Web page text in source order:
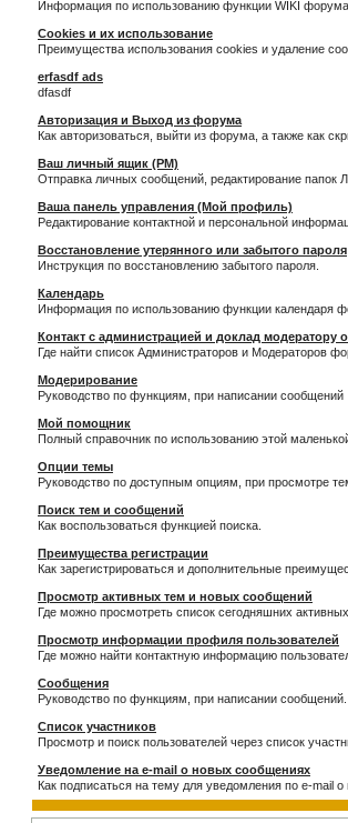
Информация по использованию функции WIKI форума.
Cookies и их использование
Преимущества использования cookies и удаление
erfasdf ads
dfasdf
Авторизация и Выход из форума
Как авторизоваться, выйти из форума, а также как
Ваш личный ящик (PM)
Отправка личных сообщений, редактирование
Ваша панель управления (Мой профиль)
Редактирование контактной и персональной
Восстановление утерянного или забытого пароля
Инструкция по восстановлению забытого пароля.
Календарь
Информация по использованию функции календаря
Контакт с администрацией и доклад модератору
Где найти список Администраторов и Модераторов
Модерирование
Руководство по функциям, при написании сообщений
Мой помощник
Полный справочник по использованию этой
Опции темы
Руководство по доступным опциям, при просмотре
Поиск тем и сообщений
Как воспользоваться функцией поиска.
Преимущества регистрации
Как зарегистрироваться и дополнительные
Просмотр активных тем и новых сообщений
Где можно просмотреть список сегодняшних
Просмотр информации профиля пользователей
Где можно найти контактную информацию
Сообщения
Руководство по функциям, при написании сообщений.
Список участников
Просмотр и поиск пользователей через список
Уведомление на e-mail о новых сообщениях
Как подписаться на тему для уведомления по e-mail о